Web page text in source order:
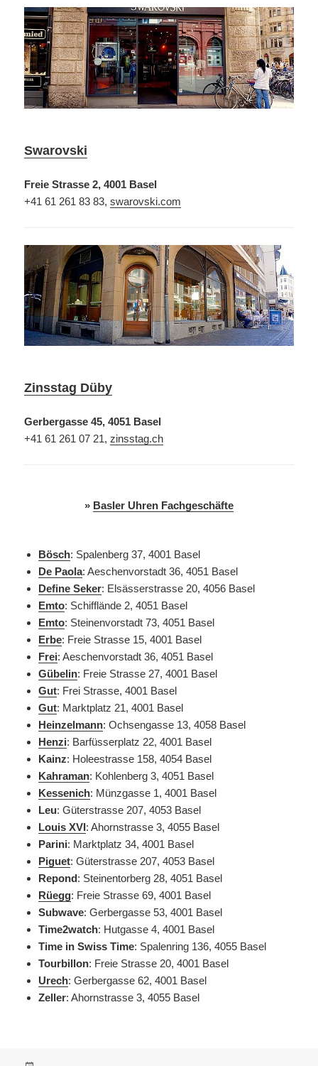
Swarovski
Freie Strasse 2, 4001 Basel
+41 61 261 83 83,swarovski.com
Zinsstag Düby
Gerbergasse 45, 4051 Basel
+41 61 261 07 21,zinsstag.ch
» Basler Uhren Fachgeschäfte
Bösch: Spalenberg 37, 4001 Basel
De Paola:Aeschenvorstadt 36, 4051 Basel
Define Seker: Elsässerstrasse 20, 4056 Basel
Emto: Schifflände 2, 4051 Basel
Emto: Steinenvorstadt 73, 4051 Basel
Erbe: Freie Strasse 15, 4001 Basel
Frei:Aeschenvorstadt 36, 4051 Basel
Gübelin: Freie Strasse 27, 4001 Basel
Gut: Frei Strasse, 4001 Basel
Gut: Marktplatz 21, 4001 Basel
Heinzelmann: Ochsengasse 13, 4058 Basel
Henzi: Barfüsserplatz 22, 4001 Basel
Kainz: Holeestrasse 158, 4054 Basel
Kahraman: Kohlenberg 3, 4051 Basel
Kessenich: Münzgasse 1, 4001 Basel
Leu: Güterstrasse 207, 4053 Basel
Louis XVI:Ahornstrasse 3, 4055 Basel
Parini: Marktplatz 34, 4001 Basel
Piguet: Güterstrasse 207, 4053 Basel
Repond: Steinentorberg 28, 4051 Basel
Rüegg: Freie Strasse 69, 4001 Basel
Subwave: Gerbergasse 53, 4001 Basel
Time2watch: Hutgasse 4, 4001 Basel
Time in Swiss Time: Spalenring 136, 4055 Basel
Tourbillon: Freie Strasse 20, 4001 Basel
Urech: Gerbergasse 62, 4001 Basel
Zeller:Ahornstrasse 3, 4055 Basel